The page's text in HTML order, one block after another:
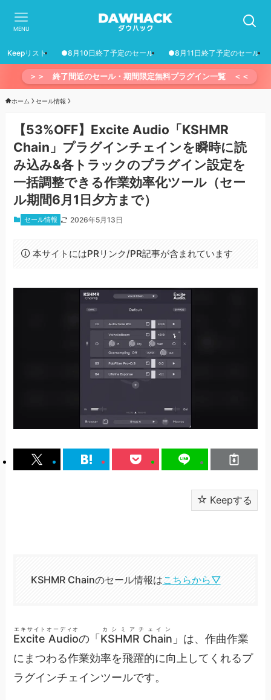
MENU
Keepリスト ●8月10日終了予定のセール ●8月11日終了予定のセール
＞＞ 終了間近のセール・期間限定無料プラグイン一覧 ＜＜
ホーム セール情報
【53%OFF】Excite Audio「KSHMR
Chain」プラグインチェインを瞬時に読
み込み&各トラックのプラグイン設定を
一括調整できる作業効率化ツール（セー
ル期間6月1日夕方まで）
セール情報 2026年5月13日
本サイトにはPRリンク/PR記事が含まれています
Keepする
KSHMR Chainのセール情報はこちらから▽
Excite Audio
エキサイトオーディオ
の「KSHMR Chain
カシミアチェイン
」は、作曲作業
にまつわる作業効率を飛躍的に向上してくれるプ
ラグインチェインツールです。